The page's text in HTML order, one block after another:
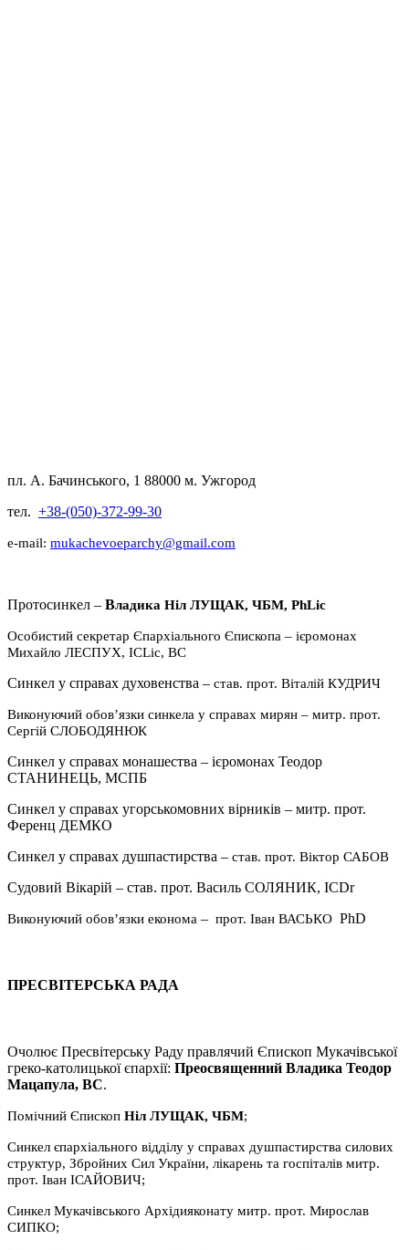
пл. А. Бачинського, 1 88000 м. Ужгород
тел. +38-(050)-372-99-30
e-mail: mukachevoeparchy@gmail.com
Протосинкел – Владика Ніл ЛУЩАК, ЧБМ, PhLic
Особистий секретар Єпархіального Єпископа – ієромонах
Михайло ЛЕСПУХ, ICLic, ВС
Синкел у справах духовенства – став. прот. Віталій КУДРИЧ
Виконуючий обовʼязки синкела у справах мирян – митр. прот.
Сергій СЛОБОДЯНЮК
Синкел у справах монашества – ієромонах Теодор
СТАНИНЕЦЬ, МСПБ
Синкел у справах угорськомовних вірників – митр. прот.
Ференц ДЕМКО
Синкел у справах душпастирства – став. прот. Віктор САБОВ
Судовий Вікарій – став. прот. Василь СОЛЯНИК, ICDr
Виконуючий обовʼязки економа – прот. Іван ВАСЬКО PhD
ПРЕСВІТЕРСЬКА РАДА
Очолює Пресвітерську Раду правлячий Єпископ Мукачівської
греко-католицької єпархії: Преосвященний Владика Теодор
Мацапула, ВС.
Помічний Єпископ Ніл ЛУЩАК, ЧБМ;
Синкел єпархіального відділу у справах душпастирства силових
структур, Збройних Сил України, лікарень та госпіталів митр.
прот. Іван ІСАЙОВИЧ;
Синкел Мукачівського Архідияконату митр. прот. Мирослав
СИПКО;